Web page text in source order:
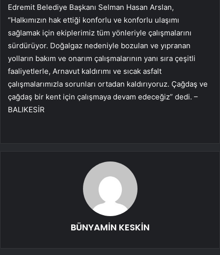
Edremit Belediye Başkanı Selman Hasan Arslan,
“Halkımızın hak ettiği konforlu ve konforlu ulaşımı
sağlamak için ekiplerimiz tüm yönleriyle çalışmalarını
sürdürüyor. Doğalgaz nedeniyle bozulan ve yıpranan
yolların bakım ve onarım çalışmalarının yanı sıra çeşitli
faaliyetlerle, Arnavut kaldırımı ve sıcak asfalt
çalışmalarımızla sorunları ortadan kaldırıyoruz. Çağdaş ve
çağdaş bir kent için çalışmaya devam edeceğiz” dedi. –
BALIKESİR
BÜNYAMİN KESKİN